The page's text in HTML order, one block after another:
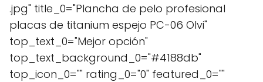
.jpg" title_0="Plancha de pelo profesional
placas de titanium espejo PC-06 Olvi"
top_text_0="Mejor opción"
top_text_background_0="#4188db"
top_icon_0="" rating_0="0" featured_0=""